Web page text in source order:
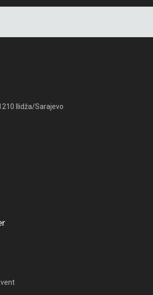
Ilidža/Sarajevo